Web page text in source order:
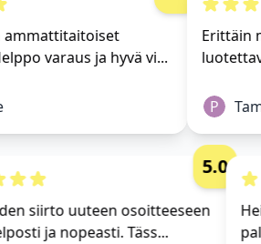
varaus ja hyvä vi...
Erittäin
P
siirto uuteen osoitteeseen
ja nopeasti. Täss...
5.0